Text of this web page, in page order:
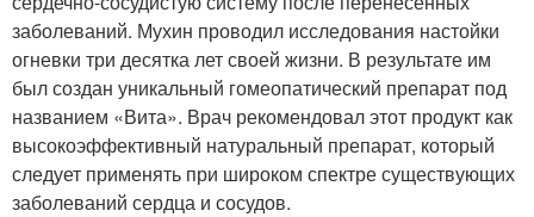
заболеваний. Мухин проводил исследования настойки
огневки три десятка лет своей жизни. В результате им
был создан уникальный гомеопатический препарат под
названием «Вита». Врач рекомендовал этот продукт как
высокоэффективный натуральный препарат, который
следует применять при широком спектре существующих
заболеваний сердца и сосудов.